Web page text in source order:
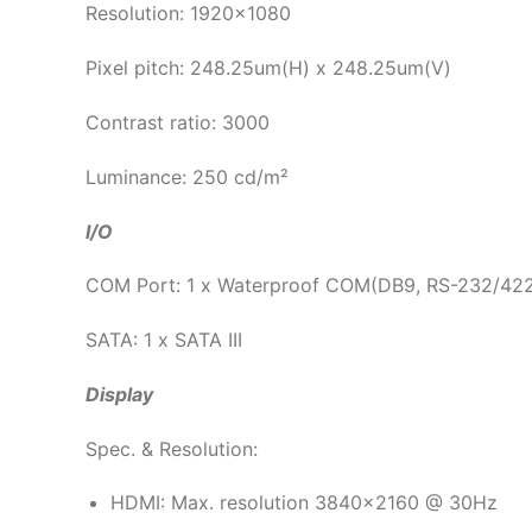
Resolution: 1920×1080
Pixel pitch: 248.25um(H) x 248.25um(V)
Contrast ratio: 3000
Luminance: 250 cd/m²
I/O
COM Port: 1 x Waterproof COM(DB9, RS-232/
SATA: 1 x SATA III
Display
Spec. & Resolution:
HDMI: Max. resolution 3840×2160 @ 30Hz